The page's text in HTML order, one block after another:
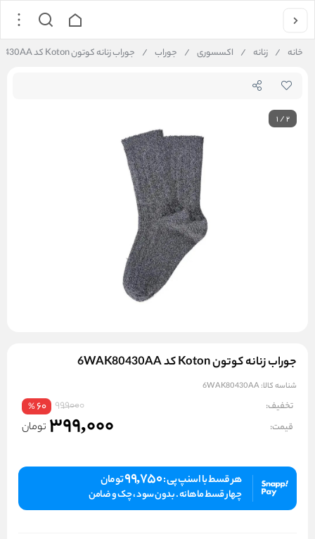
خانه / زنانه / اکسسوری / جوراب / جوراب زنانه کوتون Koton کد 6WAK80430AA
1/2
جوراب زنانه کوتون Koton کد 6WAK80430AA
شناسه کالا:6WAK80430AA
تخفیف: 999000
60
%
قیمت: 399,000 تومان
هر قسط با اسنپ پی :99,750تومان
چهار قسط ماهانه . بدون سود ، چک و ضامن